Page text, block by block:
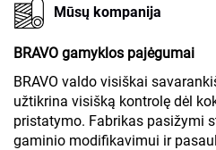
Mūsų kompanija
BRAVO gamyklos pajėgumai
BRAVO valdo visiškai
užtikrina visišką kontrolę dėl
pristatymo. Fabrikas pasižymi
gaminio modifikavimui ir